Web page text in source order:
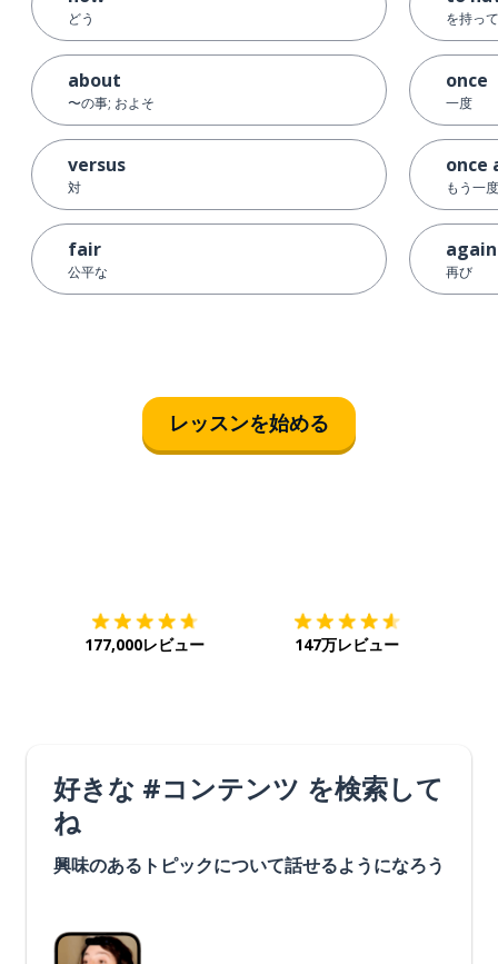
どう
about
〜の事; およそ
versus
対
fair
公平な
を持っ
once
一度
once
もう一度
again
再び
レッスンを始める
177,000レビュー 147万レビュー
好きな #コンテンツ を検索して
ね
興味のあるトピックについて話せるようになろう